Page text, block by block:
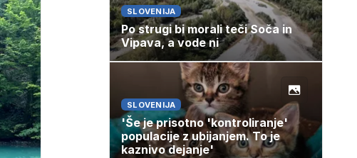
SLOVENIJA
Po strugi bi morali teči Soča in
Vipava, a vode ni
SLOVENIJA
'Še je prisotno 'kontroliranje'
populacije z ubijanjem. To je
kaznivo dejanje'